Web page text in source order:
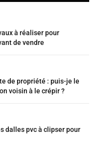
à réaliser pour
de vendre
de propriété : puis-je le
voisin à le crépir ?
dalles pvc à clipser pour